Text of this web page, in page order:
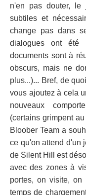
n'en pas douter, le
subtiles et
change pas dans
dialogues ont été
documents sont à
obscurs, mais ne
plus...)... Bref, de
vous ajoutez à cela
nouveaux
(certains grimpent
Bloober Team a
ce qu'on attend d'un
de Silent Hill est
avec des zones à
portes, on visite, on
temps de